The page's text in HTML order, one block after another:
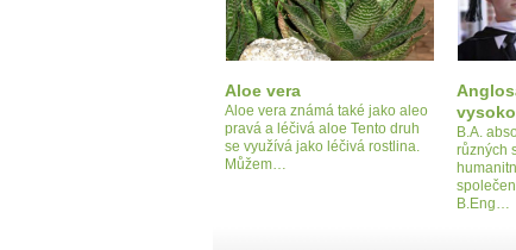
Aloe vera
Aloe vera známá také jako aleo
pravá a léčivá aloe Tento druh
se využívá jako léčivá rostlina.
Můžem…
B.A.
různých
B.Eng…